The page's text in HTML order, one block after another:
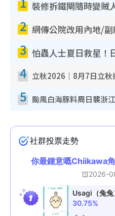
2
3
4
5